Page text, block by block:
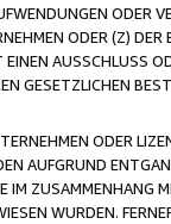
ODER
ODER (Z)
AUSSCHLUSS
GESETZLICHEN
ODER
AUFGRUND
IM ZUSAMMENHANG
WURDEN.